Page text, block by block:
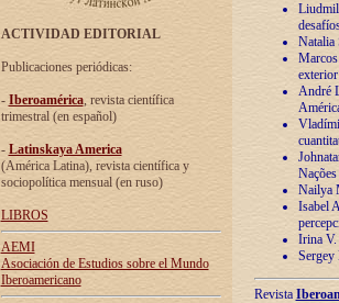
ACTIVIDAD EDITORIAL
Publicaciones periódicas:
- Iberoamérica, revista científica
trimestral (en español)
- Latinskaya America
(América Latina), revista científica y
sociopolítica mensual (en ruso)
LIBROS
AEMI
Asociación de Estudios sobre el Mundo
Iberoamericano
Natalia
André
Nailya
Isabel
Irina V.
Sergey
Revista